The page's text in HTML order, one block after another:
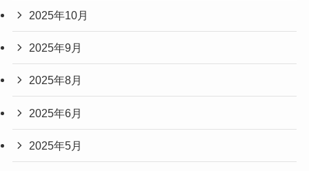
2025年10月
2025年9月
2025年8月
2025年6月
2025年5月